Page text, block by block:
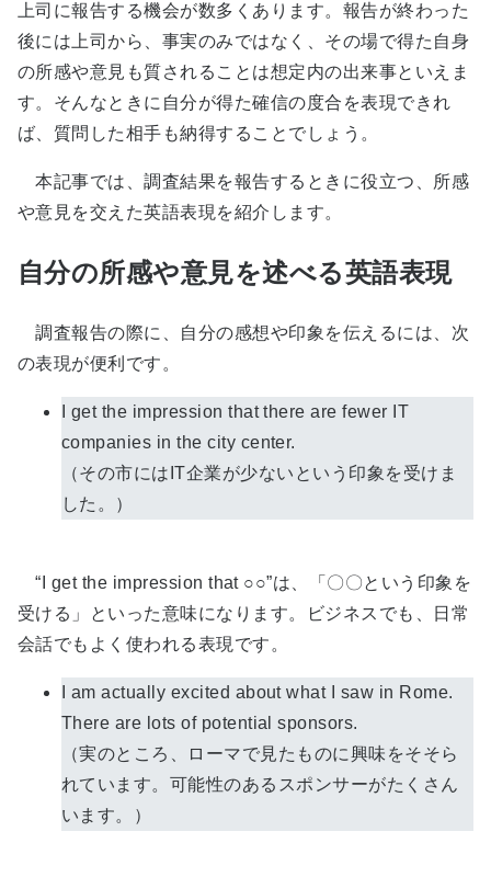
上司に報告する機会が数多くあります。報告が終わった
後には上司から、事実のみではなく、その場で得た自身
の所感や意見も質されることは想定内の出来事といえま
す。そんなときに自分が得た確信の度合を表現できれ
ば、質問した相手も納得することでしょう。
本記事では、調査結果を報告するときに役立つ、所感
や意見を交えた英語表現を紹介します。
自分の所感や意見を述べる英語表現
調査報告の際に、自分の感想や印象を伝えるには、次
の表現が便利です。
I get the impression that there are fewer IT
companies in the city center.
（その市にはIT企業が少ないという印象を受けま
した。）
“I get the impression that ○○”は、「〇〇という印象を
受ける」といった意味になります。ビジネスでも、日常
会話でもよく使われる表現です。
I am actually excited about what I saw in Rome.
There are lots of potential sponsors.
（実のところ、ローマで見たものに興味をそそら
れています。可能性のあるスポンサーがたくさん
います。）